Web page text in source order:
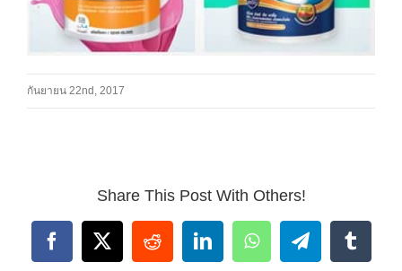
กันยายน 22nd, 2017
Share This Post With Others!
Facebook
X RedditLinkedInWhatsAppTelegramTumblr